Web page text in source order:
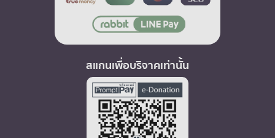
สแกนเพื่อบริจาคเท่านั้น